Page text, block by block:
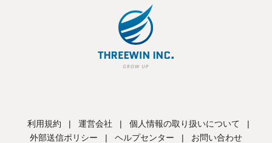
利用規約 | 運営会社 | 個人情報の取り扱いについて
|
外部送信ポリシー
| ヘルプセンター | お問い合わせ